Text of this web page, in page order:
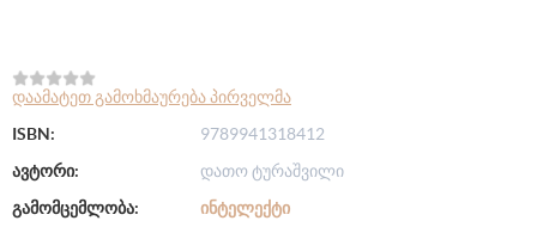
დაამატეთ გამოხმაურება პირველმა
ISBN:
9789941318412
ავტორი:
დათო ტურაშვილი
გამომცემლობა:
ᲘᲜᲢᲔᲚᲔᲥᲢᲘ